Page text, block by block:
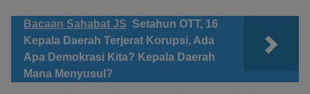
Bacaan Sahabat JS Setahun OTT, 16
Kepala Daerah Terjerat Korupsi, Ada
Apa Demokrasi Kita? Kepala Daerah
Mana Menyusul?